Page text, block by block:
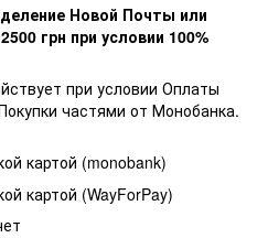
Новой Почты или
грн при условии 100%
при условии Оплаты
частями от Монобанка.
картой (monobank)
картой (WayForPay)